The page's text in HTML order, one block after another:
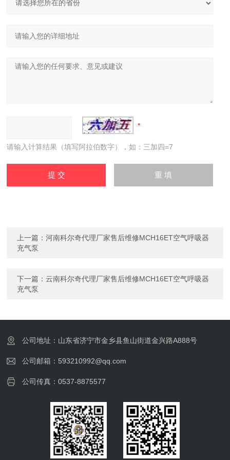
请输入计算结果（填写阿拉伯数字），如：三加四=7
上一篇：河南科尔奇代理厂家售后维修MCH16ET空气呼吸器
充气泵
下一篇：云南科尔奇代理厂家售后维修MCH16ET空气呼吸器
充气泵
公司地址：山东省济宁市金乡县鱼山街道金兴路A888号
公司邮箱：593210992@qq.com
公司传真：0537-8875577